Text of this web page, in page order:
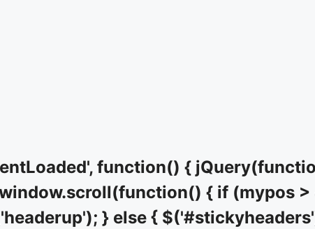
function() {
{ if (mypos
} else {